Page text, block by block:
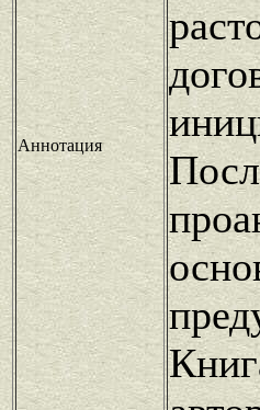
Аннотация